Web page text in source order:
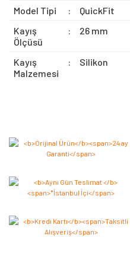
Model Tipi :
QuickFit
Kayış
Ölçüsü
: 26 mm
Kayış
Malzemesi
: Silikon